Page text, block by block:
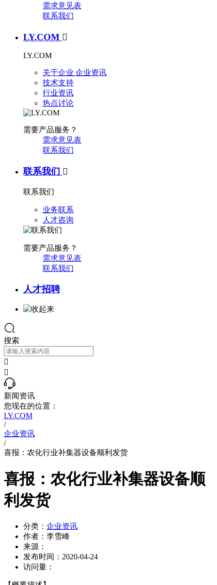
需求意见表
联系我们
LY.COM 
LY.COM
关于企业 企业资讯
技术支持
行业资讯
热点讨论
需要产品服务？
需求意见表
联系我们
联系我们 
联系我们
业务联系
人才咨询
需要产品服务？
需求意见表
联系我们
人才招聘
搜索


新闻资讯
您现在的位置：
LY.COM
/
企业资讯
/
喜报：农化行业补集器设备顺利发货
喜报：农化行业补集器设备顺
利发货
分类： 企业资讯
作者： 李雪峰
来源：
发布时间： 2020-04-24
访问量：